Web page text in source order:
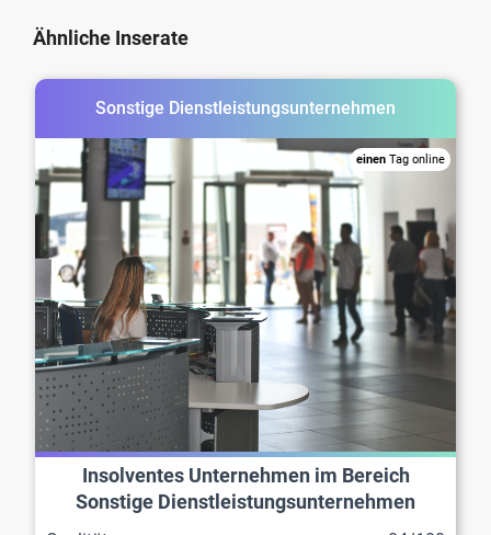
Ähnliche Inserate
Sonstige Dienstleistungsunternehmen
einen Tag online
Insolventes Unternehmen im Bereich
Sonstige Dienstleistungsunternehmen